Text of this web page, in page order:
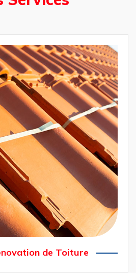
Réparation et
de Toiture
de Toiture